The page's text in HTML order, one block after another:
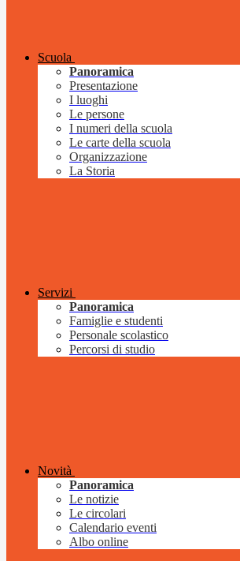
Scuola
Panoramica
Presentazione
I luoghi
Le persone
I numeri della scuola
Le carte della scuola
Organizzazione
La Storia
Servizi
Panoramica
Famiglie e studenti
Personale scolastico
Percorsi di studio
Novità
Panoramica
Le notizie
Le circolari
Calendario eventi
Albo online